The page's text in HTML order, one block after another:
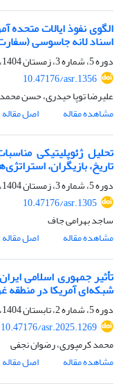
الگوی نفوذ ایالات متحده
اسناد لانه جاسوسی
دوره 5، شماره 3، زمستان 1404، صفحه
10.47176/asr.1356
علیرضا توپا حیدری، حسن
مشاهده مقاله
اصل مقاله
تحلیل ژئوپلیتیکی
تاریخ، بازیگران،
دوره 5، شماره 3، زمستان 1404، صفحه
10.47176/asr.1305
ساجد بهرامی جاف
مشاهده مقاله
اصل مقاله
تأثیر جمهوری اسلامی
شبکه‌ای آمریکا در منطقه
دوره 5، شماره 2، تابستان 1404، صفحه
10.47176/asr.2025.1269
محمد کرمپوری، رضوان نجفی
مشاهده مقاله
اصل مقاله